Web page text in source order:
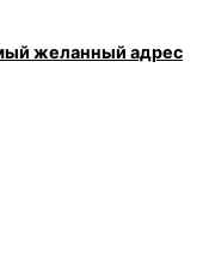
желанный адрес